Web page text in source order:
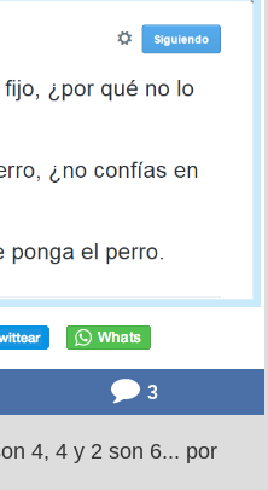
3
4, 4 y 2 son 6... por